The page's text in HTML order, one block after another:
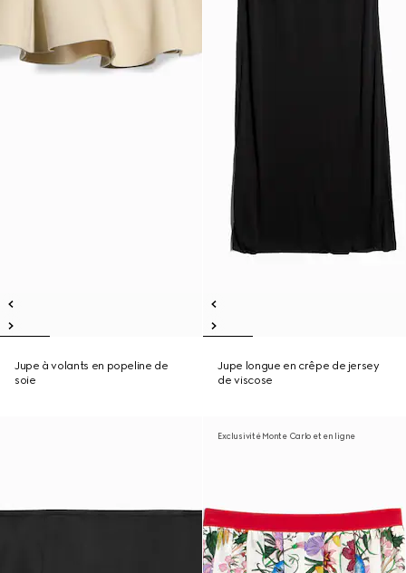
Jupe à volants en popeline de
soie
Jupe longue en crêpe de jersey
de viscose
Exclusivité Monte Carlo et en ligne